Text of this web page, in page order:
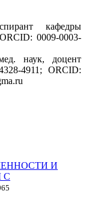
кафедры
0009-0003-
наук, доцент
4911; ORCID:
И
С